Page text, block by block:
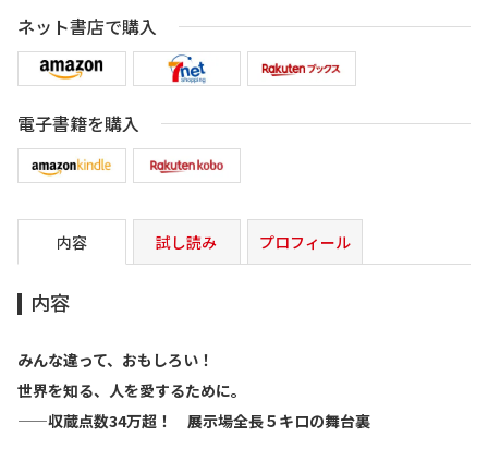
ネット書店で購入
電子書籍を購入
内容 試し読み プロフィール
内容
みんな違って、おもしろい！
世界を知る、人を愛するために。
——収蔵点数34万超！ 展示場全長５キロの舞台裏